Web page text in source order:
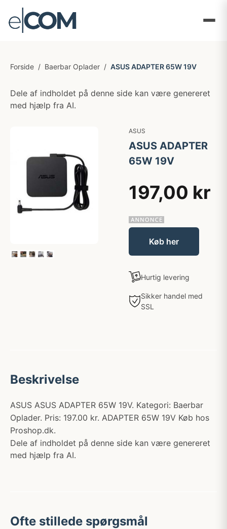
Forside / Baerbar Oplader / ASUS ADAPTER 65W 19V
Dele af indholdet på denne side kan være genereret
med hjælp fra AI.
ASUS
ASUS ADAPTER
65W 19V
197,00 kr
Køb her
Hurtig levering
Sikker handel med
SSL
Beskrivelse
ASUS ASUS ADAPTER 65W 19V. Kategori: Baerbar
Oplader. Pris: 197.00 kr. ADAPTER 65W 19V Køb hos
Proshop.dk.
Dele af indholdet på denne side kan være genereret
med hjælp fra AI.
Ofte stillede spørgsmål